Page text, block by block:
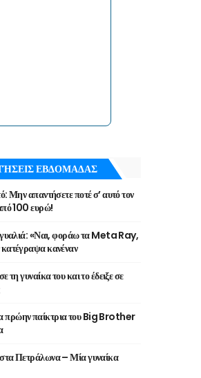
ΕΒΔΟΜΑΔΑΣ
Μην απαντήσετε ποτέ σ’ αυτό τον
100 ευρώ!
γυαλιά: «Ναι, φοράω τα Meta Ray,
κανέναν
γυναίκα του και το έδειξε σε
παίκτρια του Big Brother
Πετράλωνα – Μία γυναίκα